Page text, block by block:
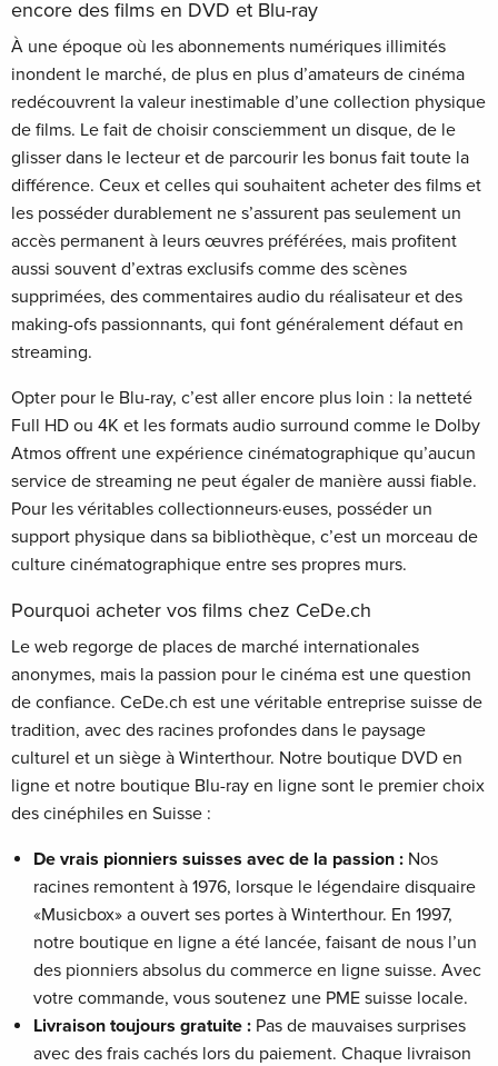
encore des films en DVD et Blu-ray
À une époque où les abonnements numériques illimités
inondent le marché, de plus en plus d’amateurs de cinéma
redécouvrent la valeur inestimable d’une collection physique
de films. Le fait de choisir consciemment un disque, de le
glisser dans le lecteur et de parcourir les bonus fait toute la
différence. Ceux et celles qui souhaitent acheter des films et
les posséder durablement ne s’assurent pas seulement un
accès permanent à leurs œuvres préférées, mais profitent
aussi souvent d’extras exclusifs comme des scènes
supprimées, des commentaires audio du réalisateur et des
making-ofs passionnants, qui font généralement défaut en
streaming.
Opter pour le Blu-ray, c’est aller encore plus loin : la netteté
Full HD ou 4K et les formats audio surround comme le Dolby
Atmos offrent une expérience cinématographique qu’aucun
service de streaming ne peut égaler de manière aussi fiable.
Pour les véritables collectionneurs·euses, posséder un
support physique dans sa bibliothèque, c’est un morceau de
culture cinématographique entre ses propres murs.
Pourquoi acheter vos films chez CeDe.ch
Le web regorge de places de marché internationales
anonymes, mais la passion pour le cinéma est une question
de confiance. CeDe.ch est une véritable entreprise suisse de
tradition, avec des racines profondes dans le paysage
culturel et un siège à Winterthour. Notre boutique DVD en
ligne et notre boutique Blu-ray en ligne sont le premier choix
des cinéphiles en Suisse :
De vrais pionniers suisses avec de la passion : Nos
racines remontent à 1976, lorsque le légendaire disquaire
«Musicbox» a ouvert ses portes à Winterthour. En 1997,
notre boutique en ligne a été lancée, faisant de nous l’un
des pionniers absolus du commerce en ligne suisse. Avec
votre commande, vous soutenez une PME suisse locale.
Livraison toujours gratuite : Pas de mauvaises surprises
avec des frais cachés lors du paiement. Chaque livraison